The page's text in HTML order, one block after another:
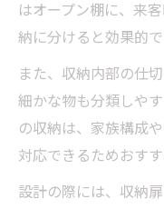
はオープン棚に、来
納に分けると効果的で
また、収納内部の仕
細かな物も分類しや
の収納は、家族構成
対応できるためおすす
設計の際には、収納